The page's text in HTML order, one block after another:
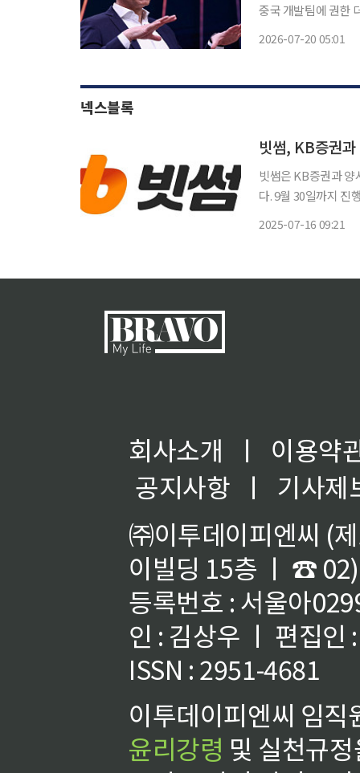
중국 개발팀에 권한
2026-07-20 05:01
넥스블록
빗썸, KB증권
빗썸은 KB증권과
다. 9월 30일까지 진행되는 이번 이벤트는 양사 고객들이 하나의 플랫폼에 얽매이지 않고, 가
2025-07-16 09:21
회사소개 ㅣ
이용약
공지사항
ㅣ
기사제
㈜이투데이피엔씨 (
이빌딩 15층 ㅣ ☎
등록번호 : 서울아
인 : 김상우 ㅣ 편집인
ISSN : 2951-4681
이투데이피엔씨 임
윤리강령 및 실천규